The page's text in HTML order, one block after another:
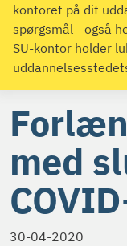
kontoret på dit
spørgsmål - også
SU-kontor holder
med
30-04-2020